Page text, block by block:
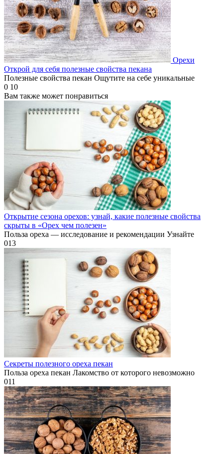
Орехи
Открой для себя полезные свойства пекана
Полезные свойства пекан Ощутите на себе уникальные
0 10
Вам также может понравиться
Открытие сезона орехов: узнай, какие полезные свойства
скрыты в «Орех чем полезен»
Польза ореха — исследование и рекомендации Узнайте
013
Секреты полезного ореха пекан
Польза ореха пекан Лакомство от которого невозможно
011